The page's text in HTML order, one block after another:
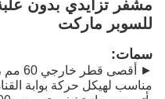
مشفر تزايدي بدون
للسوبر ماركت
سمات:
►
مناسب لهيكل حركة بوابة